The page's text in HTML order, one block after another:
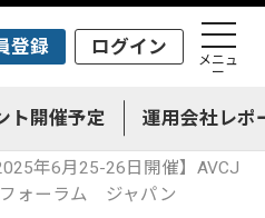
登録 ログイン
メニュ
ー
ト開催予定 運用会社レポ
年6月25-26日開催】AVCJ
ォーラム ジャパン